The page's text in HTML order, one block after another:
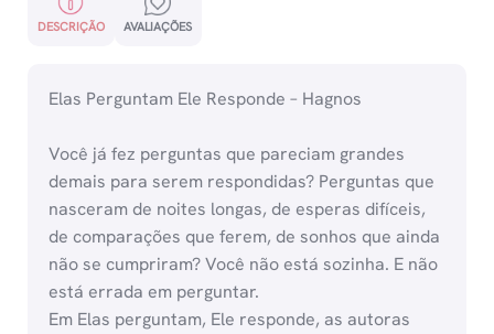
DESCRIÇÃO AVALIAÇÕES
Elas Perguntam Ele Responde – Hagnos
Você já fez perguntas que pareciam grandes
demais para serem respondidas? Perguntas que
nasceram de noites longas, de esperas difíceis,
de comparações que ferem, de sonhos que ainda
não se cumpriram? Você não está sozinha. E não
está errada em perguntar.
Em Elas perguntam, Ele responde, as autoras